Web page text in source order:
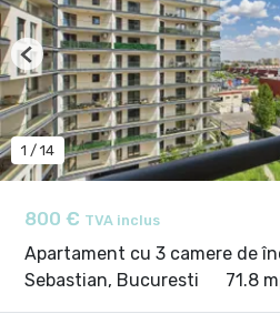
800 € TVA inclus
Apartament cu 3 camere de
Sebastian, Bucuresti
71.8
1 / 14
Previous